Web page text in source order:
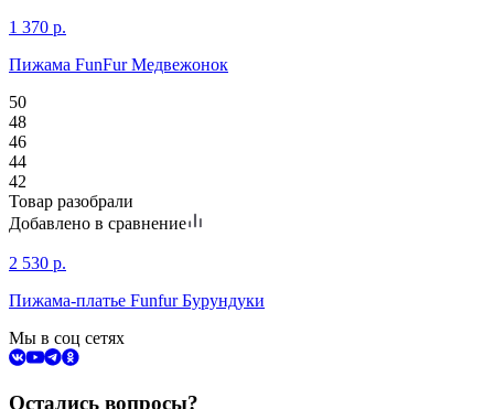
1 370 р.
Пижама FunFur Медвежонок
50
48
46
44
42
Товар разобрали
Добавлено в сравнение
2 530 р.
Пижама-платье Funfur Бурундуки
Мы в соц сетях
Остались вопросы?